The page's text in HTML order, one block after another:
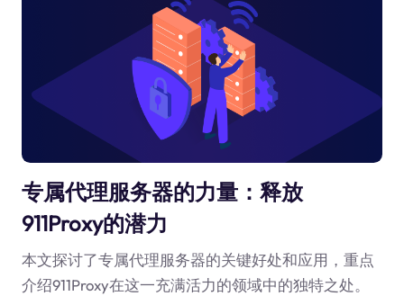
专属代理服务器的力量：释放
911Proxy的潜力
本文探讨了专属代理服务器的关键好处和应用，重点
介绍911Proxy在这一充满活力的领域中的独特之处。